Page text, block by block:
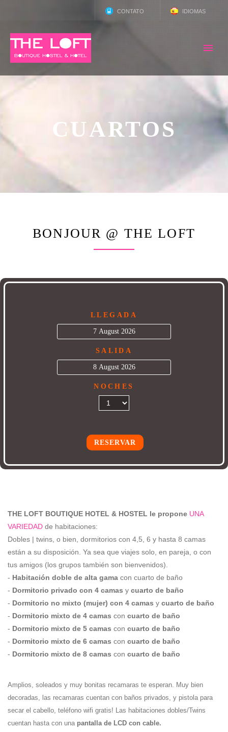
CONTATO IDIOMAS
CUARTOS
BONJOUR @ THE LOFT
LLEGADA
SALIDA
NOCHES
RESERVAR
THE LOFT BOUTIQUE HOTEL & HOSTEL le propone UNA
VARIEDAD de habitaciones:
Dobles | twins, o bien, dormitorios con 4,5, 6 y hasta 8 camas
están a su disposición. Ya sea que viajes solo, en pareja, o con
tus amigos (los grupos también son bienvenidos).
- Habitación doble de alta gama con cuarto de baño
- Dormitorio privado con 4 camas y cuarto de baño
- Dormitorio no mixto (mujer) con 4 camas y cuarto de baño
- Dormitorio mixto de 4 camas con cuarto de baño
- Dormitorio mixto de 5 camas con cuarto de baño
- Dormitorio mixto de 6 camas con cuarto de baño
- Dormitorio mixto de 8 camas con cuarto de baño
Amplios, soleados y muy bonitas recamaras te esperan. Muy bien
decoradas, las recamaras cuentan con baños privados, y pistola para
secar el cabello, teléfono wifi gratis! Las habitaciones dobles/Twins
cuentan hasta con una pantalla de LCD con cable.